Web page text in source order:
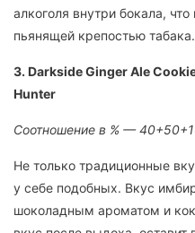
алкоголя внутри бокала,
пьянящей крепостью табака.
3. Darkside Ginger Ale
Hunter
Соотношение в % —
Не только традиционные
у себе подобных. Вкус
шоколадным ароматом и